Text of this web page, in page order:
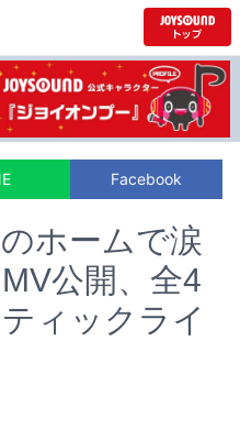
Facebook
ホームで涙
公開、全4
ィックライ